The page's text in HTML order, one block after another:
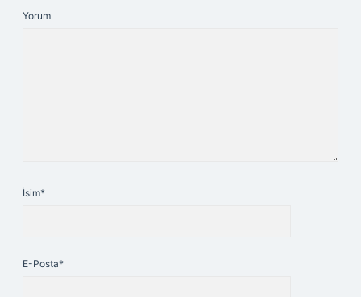
Yorum
İsim*
E-Posta*